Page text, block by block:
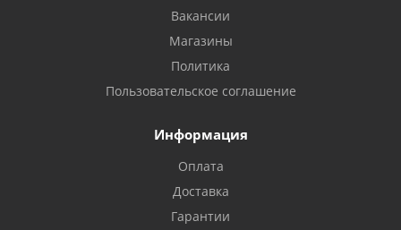
Вакансии
Магазины
Политика
Пользовательское соглашение
Информация
Оплата
Доставка
Гарантии